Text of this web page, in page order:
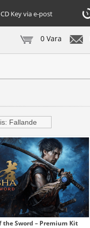
CD Key via e-post
0 Vara
Fallande
the Sword – Premium Kit